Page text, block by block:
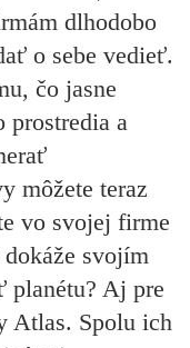
dlhodobo
o sebe vedieť.
čo jasne
prostredia a
môžete teraz
vo svojej firme
svojím
planétu? Aj pre
Atlas. Spolu ich